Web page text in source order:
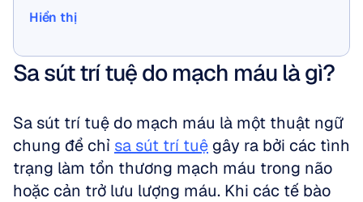
Hiển thị
Sa sút trí tuệ do mạch máu là gì?
Sa sút trí tuệ do mạch máu là một thuật ngữ
chung để chỉ sa sút trí tuệ gây ra bởi các tình
trạng làm tổn thương mạch máu trong não
hoặc cản trở lưu lượng máu. Khi các tế bào